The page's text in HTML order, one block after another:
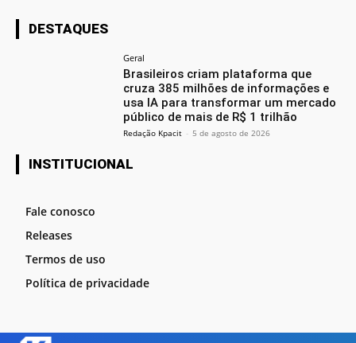
DESTAQUES
Geral
Brasileiros criam plataforma que
cruza 385 milhões de informações e
usa IA para transformar um mercado
público de mais de R$ 1 trilhão
Redação Kpacit - 5 de agosto de 2026
INSTITUCIONAL
Fale conosco
Releases
Termos de uso
Política de privacidade